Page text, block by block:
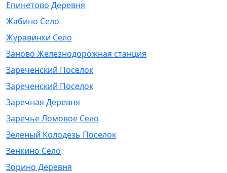
Епинетово Деревня
Жабино Село
Журавинки Село
Заново Железнодорожная станция
Зареченский Поселок
Зареченский Поселок
Заречная Деревня
Заречье Ломовое Село
Зеленый Колодезь Поселок
Зенкино Село
Зорино Деревня